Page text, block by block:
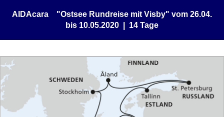
AIDAcara "Ostsee Rundreise mit Visby" vom 26.04.
bis 10.05.2020 | 14 Tage